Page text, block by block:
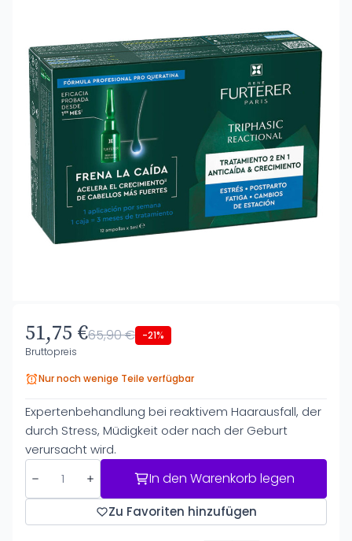
51,75 €65,90 € -21%
Bruttopreis
Nur noch wenige Teile verfügbar
Expertenbehandlung bei reaktivem Haarausfall, der
durch Stress, Müdigkeit oder nach der Geburt
verursacht wird.
In den Warenkorb legen
Zu Favoriten hinzufügen